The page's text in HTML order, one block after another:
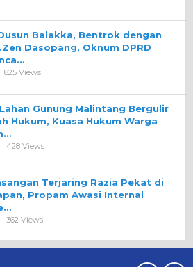
Balakka, Bentrok dengan
Dasopang, Oknum DPRD
825 Views
Gunung Malintang Bergulir
Hukum, Kuasa Hukum Warga
428 Views
Terjaring Razia Pekat di
Propam Awasi Internal
362 Views